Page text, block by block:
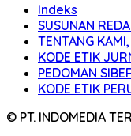
Indeks
SUSUNAN
TENTANG
KODE ETIK
PEDOMAN
KODE ETIK
© PT. INDOMEDIA